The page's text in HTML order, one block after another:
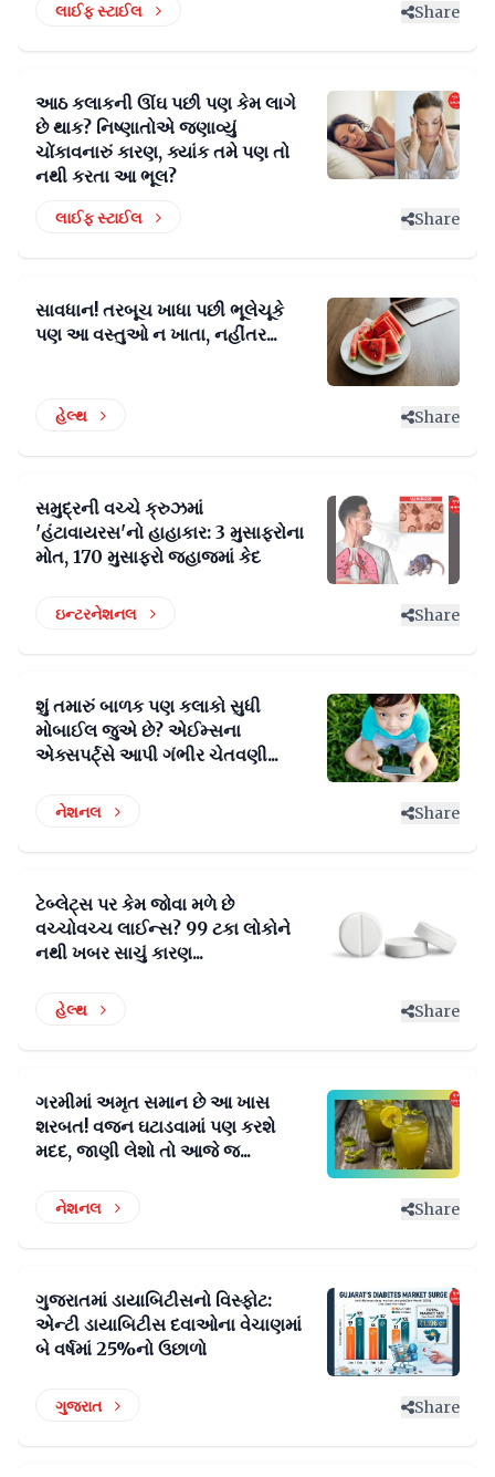
લાઈફ સ્ટાઈલ Share
આઠ કલાકની ઊંઘ પછી પણ કેમ લાગે
છે થાક? નિષ્ણાતોએ જણાવ્યું
ચોંકાવનારું કારણ, ક્યાંક તમે પણ તો
નથી કરતા આ ભૂલ?
લાઈફ સ્ટાઈલ Share
સાવધાન! તરબૂચ ખાધા પછી ભૂલેચૂકે
પણ આ વસ્તુઓ ન ખાતા, નહીંતર...
હેલ્થ Share
સમુદ્રની વચ્ચે ક્રુઝમાં
'હંટાવાયરસ'નો હાહાકાર: 3 મુસાફરોના
મોત, 170 મુસાફરો જહાજમાં કેદ
ઇન્ટરનેશનલ Share
શું તમારું બાળક પણ કલાકો સુધી
મોબાઈલ જુએ છે? એઈમ્સના
એક્સપર્ટ્સે આપી ગંભીર ચેતવણી...
નેશનલ Share
ટેબ્લેટ્સ પર કેમ જોવા મળે છે
વચ્ચોવચ્ચ લાઈન્સ? 99 ટકા લોકોને
નથી ખબર સાચું કારણ...
હેલ્થ Share
ગરમીમાં અમૃત સમાન છે આ ખાસ
શરબત! વજન ઘટાડવામાં પણ કરશે
મદદ, જાણી લેશો તો આજે જ...
નેશનલ Share
ગુજરાતમાં ડાયાબિટીસનો વિસ્ફોટ:
એન્ટી ડાયાબિટીસ દવાઓના વેચાણમાં
બે વર્ષમાં 25%નો ઉછાળો
ગુજરાત Share